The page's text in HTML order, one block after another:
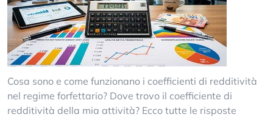
Cosa sono e come funzionano i coefficienti di redditività
nel regime forfettario? Dove trovo il coefficiente di
redditività della mia attività? Ecco tutte le risposte